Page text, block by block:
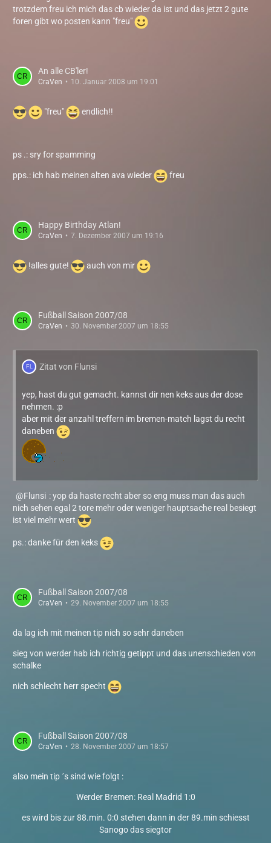
trotzdem freu ich mich das cb wieder da ist und das jetzt 2 gute
foren gibt wo posten kann "freu"
An alle CB'ler!
CraVen 10. Januar 2008 um 19:01
"freu" endlich!!
ps .: sry for spamming
pps.: ich hab meinen alten ava wieder freu
Happy Birthday Atlan!
CraVen 7. Dezember 2007 um 19:16
!alles gute! auch von mir
Fußball Saison 2007/08
CraVen 30. November 2007 um 18:55
Zitat von Flunsi
yep, hast du gut gemacht. kannst dir nen keks aus der dose
nehmen. :p
aber mit der anzahl treffern im bremen-match lagst du recht
daneben
Flunsi : yop da haste recht aber so eng muss man das auch
nich sehen egal 2 tore mehr oder weniger hauptsache real besiegt
ist viel mehr wert
ps.: danke für den keks
Fußball Saison 2007/08
CraVen 29. November 2007 um 18:55
da lag ich mit meinen tip nich so sehr daneben
sieg von werder hab ich richtig getippt und das unenschieden von
schalke
nich schlecht herr specht
Fußball Saison 2007/08
CraVen 28. November 2007 um 18:57
also mein tip ´s sind wie folgt :
Werder Bremen: Real Madrid 1:0
es wird bis zur 88.min. 0:0 stehen dann in der 89.min schiesst
Sanogo das siegtor